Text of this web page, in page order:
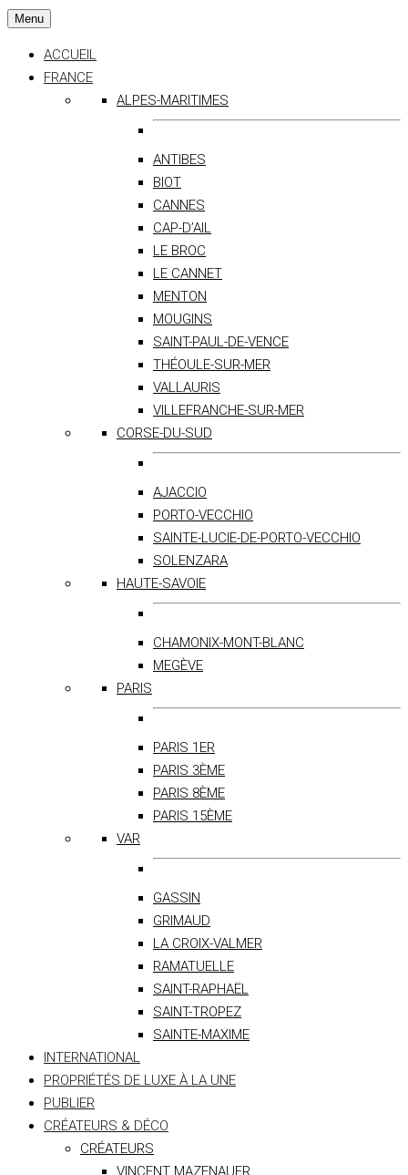
Menu
ACCUEIL
FRANCE
ALPES-MARITIMES
ANTIBES
BIOT
CANNES
CAP-D’AIL
LE BROC
LE CANNET
MENTON
MOUGINS
SAINT-PAUL-DE-VENCE
THÉOULE-SUR-MER
VALLAURIS
VILLEFRANCHE-SUR-MER
CORSE-DU-SUD
AJACCIO
PORTO-VECCHIO
SAINTE-LUCIE-DE-PORTO-VECCHIO
SOLENZARA
HAUTE-SAVOIE
CHAMONIX-MONT-BLANC
MEGÈVE
PARIS
PARIS 1ER
PARIS 3ÈME
PARIS 8ÈME
PARIS 15ÈME
VAR
GASSIN
GRIMAUD
LA CROIX-VALMER
RAMATUELLE
SAINT-RAPHAËL
SAINT-TROPEZ
SAINTE-MAXIME
INTERNATIONAL
PROPRIÉTÉS DE LUXE À LA UNE
PUBLIER
CRÉATEURS & DÉCO
CRÉATEURS
VINCENT MAZENAUER.